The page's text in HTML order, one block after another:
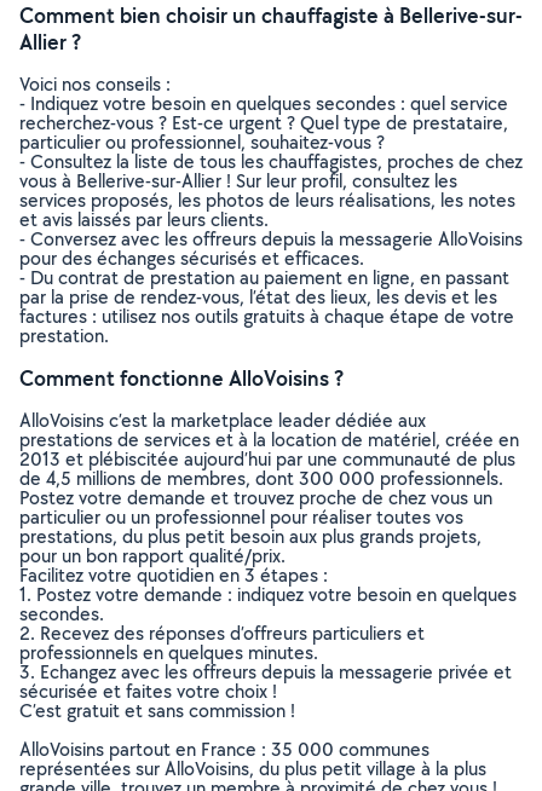
Comment bien choisir un chauffagiste à Bellerive-sur-
Allier ?
Voici nos conseils :
- Indiquez votre besoin en quelques secondes : quel service
recherchez-vous ? Est-ce urgent ? Quel type de prestataire,
particulier ou professionnel, souhaitez-vous ?
- Consultez la liste de tous les chauffagistes, proches de chez
vous à Bellerive-sur-Allier ! Sur leur profil, consultez les
services proposés, les photos de leurs réalisations, les notes
et avis laissés par leurs clients.
- Conversez avec les offreurs depuis la messagerie AlloVoisins
pour des échanges sécurisés et efficaces.
- Du contrat de prestation au paiement en ligne, en passant
par la prise de rendez-vous, l’état des lieux, les devis et les
factures : utilisez nos outils gratuits à chaque étape de votre
prestation.
Comment fonctionne AlloVoisins ?
AlloVoisins c’est la marketplace leader dédiée aux
prestations de services et à la location de matériel, créée en
2013 et plébiscitée aujourd’hui par une communauté de plus
de 4,5 millions de membres, dont 300 000 professionnels.
Postez votre demande et trouvez proche de chez vous un
particulier ou un professionnel pour réaliser toutes vos
prestations, du plus petit besoin aux plus grands projets,
pour un bon rapport qualité/prix.
Facilitez votre quotidien en 3 étapes :
1. Postez votre demande : indiquez votre besoin en quelques
secondes.
2. Recevez des réponses d’offreurs particuliers et
professionnels en quelques minutes.
3. Echangez avec les offreurs depuis la messagerie privée et
sécurisée et faites votre choix !
C’est gratuit et sans commission !
AlloVoisins partout en France : 35 000 communes
représentées sur AlloVoisins, du plus petit village à la plus